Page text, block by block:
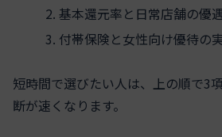
基本還元率と日常店舗の優
付帯保険と女性向け優待の
短時間で選びたい人は、上の順で3
断が速くなります。